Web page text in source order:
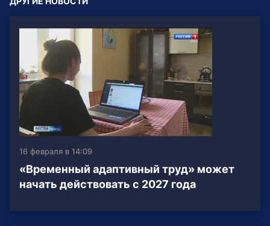
16 февраля в 14:09
«Временный адаптивный труд» может
начать действовать с 2027 года